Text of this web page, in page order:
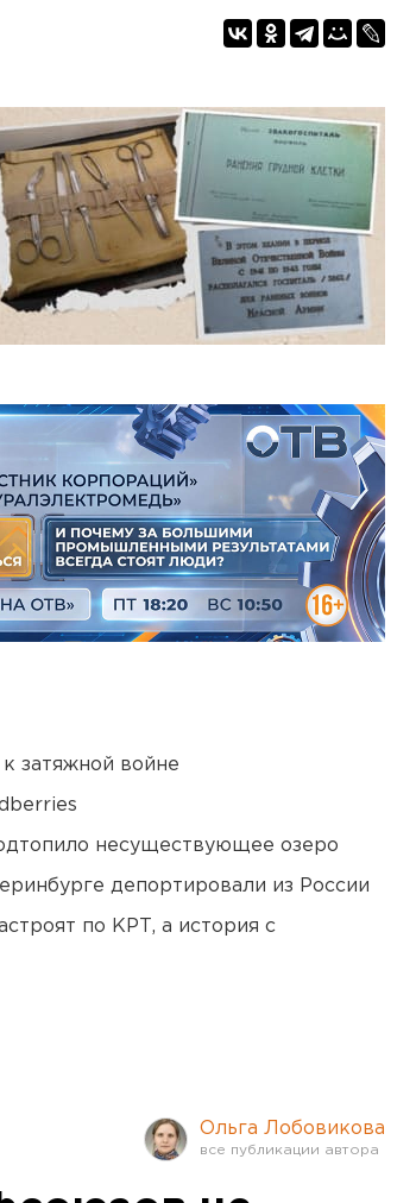
затяжной войне
несуществующее озеро
депортировали из России
по КРТ, а история с
Ольга Лобовикова